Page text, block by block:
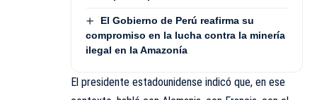
El Gobierno de Perú reafirma su
compromiso en la lucha contra la minería
ilegal en la Amazonía
El presidente estadounidense indicó que, en ese